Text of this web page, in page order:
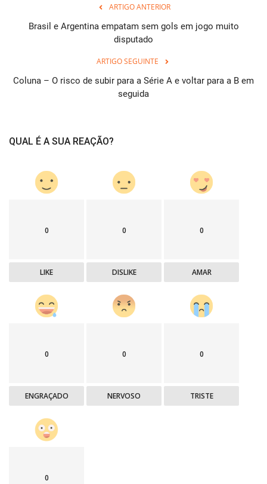
ARTIGO ANTERIOR
Brasil e Argentina empatam sem gols em jogo muito
disputado
ARTIGO SEGUINTE
Coluna – O risco de subir para a Série A e voltar para a B em
seguida
QUAL É A SUA REAÇÃO?
0
LIKE
0
DISLIKE
0
AMAR
0
ENGRAÇADO
0
NERVOSO
0
TRISTE
0